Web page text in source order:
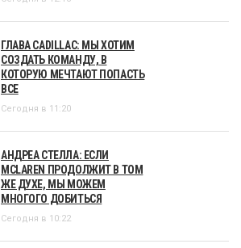
ГЛАВА CADILLAC: МЫ ХОТИМ
СОЗДАТЬ КОМАНДУ, В
КОТОРУЮ МЕЧТАЮТ ПОПАСТЬ
ВСЕ
Сегодня в 11:20
АНДРЕА СТЕЛЛА: ЕСЛИ
MCLAREN ПРОДОЛЖИТ В ТОМ
ЖЕ ДУХЕ, МЫ МОЖЕМ
МНОГОГО ДОБИТЬСЯ
Сегодня в 10:22